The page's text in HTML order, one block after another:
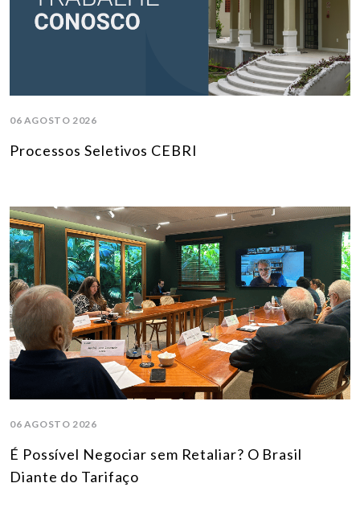
06 AGOSTO 2026
Processos Seletivos CEBRI
06 AGOSTO 2026
É Possível Negociar sem Retaliar? O Brasil
Diante do Tarifaço